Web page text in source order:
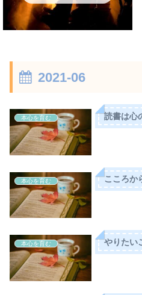
2021-06
本心を育む 読書は心
本心を育む こころか
本心を育む やりたい